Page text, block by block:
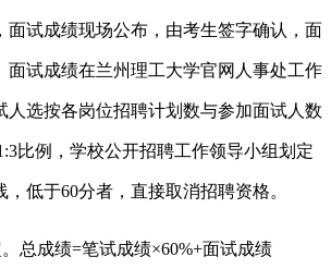
面试成绩现场公布，由考生签字确认，面
面试成绩在兰州理工大学官网人事处工作
人选按各岗位招聘计划数与参加面试人数
比例，学校公开招聘工作领导小组划定
低于60分者，直接取消招聘资格。
总成绩=笔试成绩×60%+面试成绩